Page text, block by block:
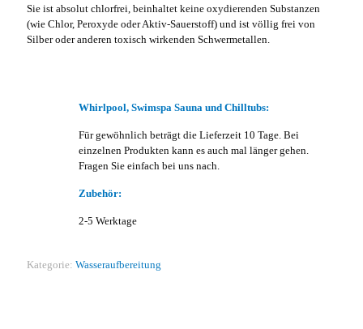
Sie ist absolut chlorfrei, beinhaltet keine oxydierenden Substanzen
(wie Chlor, Peroxyde oder Aktiv-Sauerstoff) und ist völlig frei von
Silber oder anderen toxisch wirkenden Schwermetallen.
Whirlpool, Swimspa Sauna und Chilltubs:
Für gewöhnlich beträgt die Lieferzeit 10 Tage. Bei
einzelnen Produkten kann es auch mal länger gehen.
Fragen Sie einfach bei uns nach.
Zubehör:
2-5 Werktage
Kategorie: Wasseraufbereitung